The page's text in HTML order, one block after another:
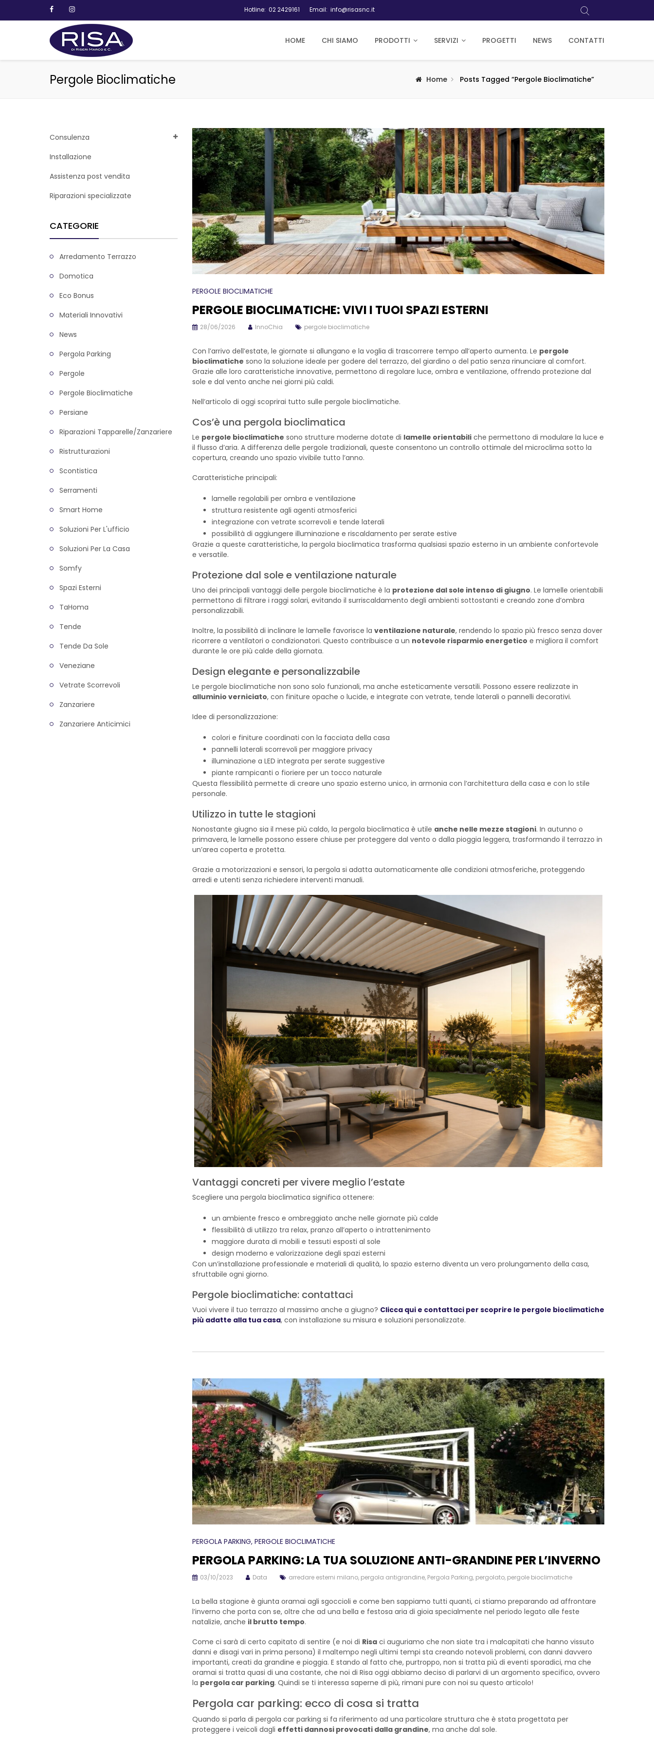
Hotline: 02 2429161 Email: info@risasnc.it
HOME CHI SIAMO PRODOTTI SERVIZI PROGETTI NEWS CONTATTI
Pergole Bioclimatiche Home Posts Tagged “pergole Bioclimatiche”
PERGOLE BIOCLIMATICHE
PERGOLE BIOCLIMATICHE: VIVI I TUOI SPAZI ESTERNI
28/06/2026 InnoChia pergole bioclimatiche
Con l’arrivo dell’estate, le giornate si allungano e la voglia di trascorrere tempo all’aperto aumenta. Le pergole
bioclimatiche sono la soluzione ideale per godere del terrazzo, del giardino o del patio senza rinunciare al comfort.
Grazie alle loro caratteristiche innovative, permettono di regolare luce, ombra e ventilazione, offrendo protezione dal
sole e dal vento anche nei giorni più caldi.
Nell’articolo di oggi scoprirai tutto sulle pergole bioclimatiche.
Cos’è una pergola bioclimatica
Le pergole bioclimatiche sono strutture moderne dotate di lamelle orientabiliche permettono di modulare la luce e
il flusso d’aria. A differenza delle pergole tradizionali, queste consentono un controllo ottimale del microclima sotto la
copertura, creando uno spazio vivibile tutto l’anno.
Caratteristiche principali:
lamelle regolabili per ombra e ventilazione
struttura resistente agli agenti atmosferici
integrazione con vetrate scorrevoli e tende laterali
possibilità di aggiungere illuminazione e riscaldamento per serate estive
Grazie a queste caratteristiche, la pergola bioclimatica trasforma qualsiasi spazio esterno in un ambiente confortevole
e versatile.
Protezione dal sole e ventilazione naturale
Uno dei principali vantaggi delle pergole bioclimatiche è la protezione dal sole intenso di giugno. Le lamelle orientabili
permettono di filtrare i raggi solari, evitando il surriscaldamento degli ambienti sottostanti e creando zone d’ombra
personalizzabili.
Inoltre, la possibilità di inclinare le lamelle favorisce la ventilazione naturale, rendendo lo spazio più fresco senza dover
ricorrere a ventilatori o condizionatori. Questo contribuisce a un notevole risparmio energetico e migliora il comfort
durante le ore più calde della giornata.
Design elegante e personalizzabile
Le pergole bioclimatiche non sono solo funzionali, ma anche esteticamente versatili. Possono essere realizzate in
alluminio verniciato, con finiture opache o lucide, e integrate con vetrate, tende laterali o pannelli decorativi.
Idee di personalizzazione:
colori e finiture coordinati con la facciata della casa
pannelli laterali scorrevoli per maggiore privacy
illuminazione a LED integrata per serate suggestive
piante rampicanti o fioriere per un tocco naturale
Questa flessibilità permette di creare uno spazio esterno unico, in armonia con l’architettura della casa e con lo stile
personale.
Utilizzo in tutte le stagioni
Nonostante giugno sia il mese più caldo, la pergola bioclimatica è utile anche nelle mezze stagioni. In autunno o
primavera, le lamelle possono essere chiuse per proteggere dal vento o dalla pioggia leggera, trasformando il terrazzo in
un’area coperta e protetta.
Grazie a motorizzazioni e sensori, la pergola si adatta automaticamente alle condizioni atmosferiche, proteggendo
arredi e utenti senza richiedere interventi manuali.
Vantaggi concreti per vivere meglio l’estate
Scegliere una pergola bioclimatica significa ottenere:
un ambiente fresco e ombreggiato anche nelle giornate più calde
flessibilità di utilizzo tra relax, pranzo all’aperto o intrattenimento
maggiore durata di mobili e tessuti esposti al sole
design moderno e valorizzazione degli spazi esterni
Con un’installazione professionale e materiali di qualità, lo spazio esterno diventa un vero prolungamento della casa,
sfruttabile ogni giorno.
Pergole bioclimatiche: contattaci
Vuoi vivere il tuo terrazzo al massimo anche a giugno? Clicca qui e contattaci per scoprire le pergole bioclimatiche
più adatte alla tua casa, con installazione su misura e soluzioni personalizzate.
PERGOLA PARKING, PERGOLE BIOCLIMATICHE
PERGOLA PARKING: LA TUA SOLUZIONE ANTI-GRANDINE PER L’INVERNO
03/10/2023 Data arredare esterni milano, pergola antigrandine, Pergola Parking, pergolato, pergole bioclimatiche
La bella stagione è giunta oramai agli sgoccioli e come ben sappiamo tutti quanti, ci stiamo preparando ad affrontare
l’inverno che porta con se, oltre che ad una bella e festosa aria di gioia specialmente nel periodo legato alle feste
natalizie, anche il brutto tempo.
Come ci sarà di certo capitato di sentire (e noi di Risaci auguriamo che non siate tra i malcapitati che hanno vissuto
danni e disagi vari in prima persona) il maltempo negli ultimi tempi sta creando notevoli problemi, con danni davvero
importanti, creati da grandine e pioggia. E stando al fatto che, purtroppo, non si tratta più di eventi sporadici, ma che
oramai si tratta quasi di una costante, che noi di Risa oggi abbiamo deciso di parlarvi di un argomento specifico, ovvero
la pergola car parking. Quindi se ti interessa saperne di più, rimani pure con noi su questo articolo!
Pergola car parking: ecco di cosa si tratta
Quando si parla di pergola car parking si fa riferimento ad una particolare struttura che è stata progettata per
proteggere i veicoli dagli effetti dannosi provocati dalla grandine, ma anche dal sole.
Consulenza
Installazione
Assistenza post vendita
Riparazioni specializzate
CATEGORIE
Arredamento Terrazzo
Domotica
Eco Bonus
Materiali Innovativi
News
Pergola Parking
Pergole
Pergole Bioclimatiche
Persiane
Riparazioni Tapparelle/zanzariere
Ristrutturazioni
Scontistica
Serramenti
Smart Home
Soluzioni Per L'ufficio
Soluzioni Per La Casa
Somfy
Spazi Esterni
TaHoma
Tende
Tende Da Sole
Veneziane
Vetrate Scorrevoli
Zanzariere
Zanzariere Anticimici